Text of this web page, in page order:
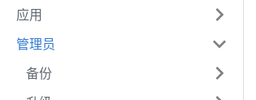
应用
管理员
备份